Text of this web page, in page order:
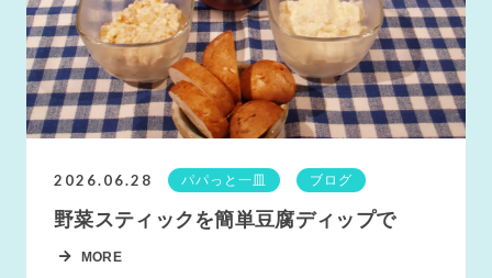
2026.06.28 パパっと一皿 ブログ
野菜スティックを簡単豆腐ディップで
MORE